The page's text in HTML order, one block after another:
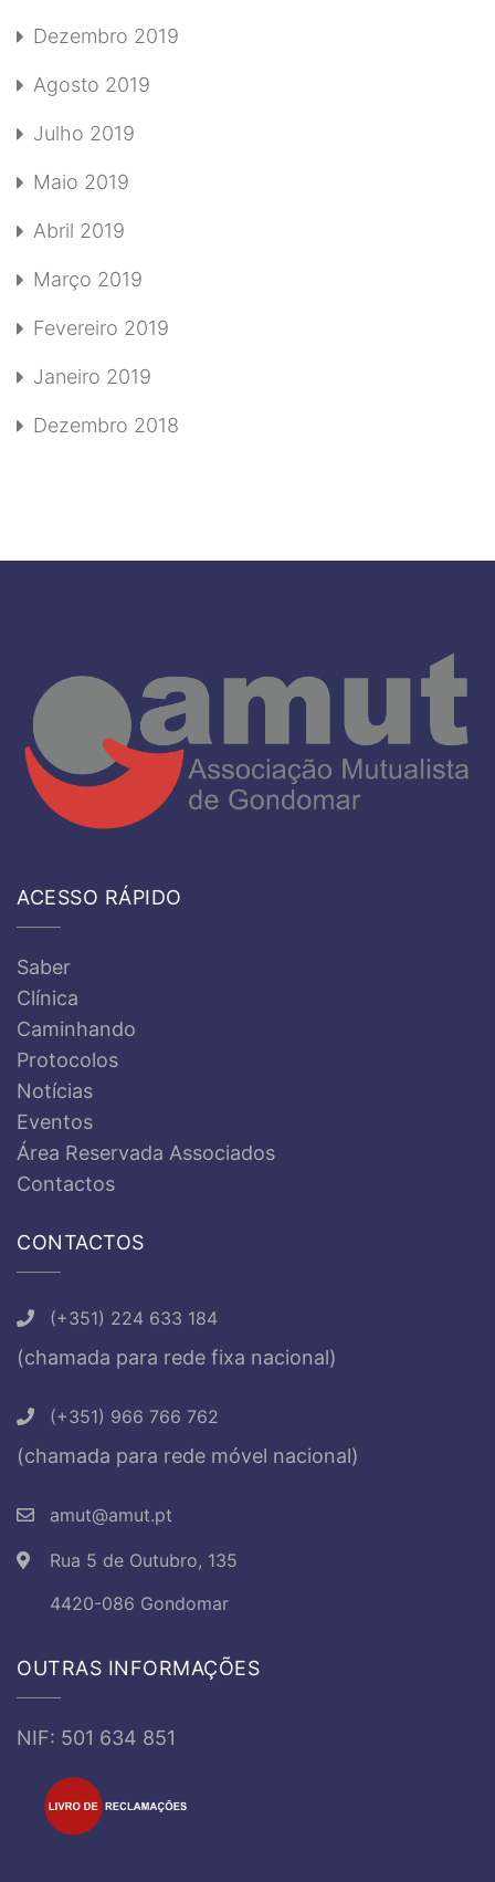
Dezembro 2019
Agosto 2019
Julho 2019
Maio 2019
Abril 2019
Março 2019
Fevereiro 2019
Janeiro 2019
Dezembro 2018
ACESSO RÁPIDO
Saber
Clínica
Caminhando
Protocolos
Notícias
Eventos
Área Reservada Associados
Contactos
CONTACTOS
(+351) 224 633 184
(chamada para rede fixa nacional)
(+351) 966 766 762
(chamada para rede móvel nacional)
amut@amut.pt
Rua 5 de Outubro, 135
4420-086 Gondomar
OUTRAS INFORMAÇÕES
NIF: 501 634 851